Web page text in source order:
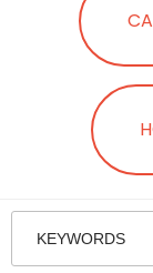
KEYWORDS